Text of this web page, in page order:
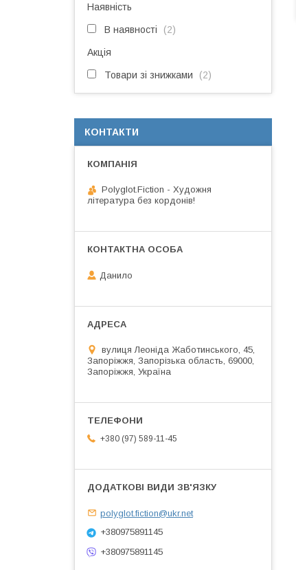
Наявність
В наявності 2
Акція
Товари зі знижками 2
КОНТАКТИ
Polyglot.Fiction - Художня
література без кордонів!
Данило
вулиця Леоніда Жаботинського, 45,
Запоріжжя, Запорізька область, 69000,
Запоріжжя, Україна
+380 (97) 589-11-45
polyglot.fiction@ukr.net
+380975891145
+380975891145